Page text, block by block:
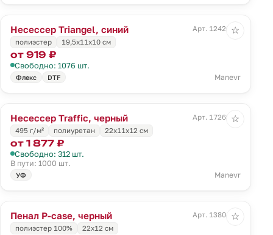
Несессер Triangel, синий
Арт. 12426.44
полиэстер
19,5х11х10 см
от 919 ₽
Свободно: 1076 шт.
Флекс DTF Manevr
☆
Несессер Traffic, черный
Арт. 17269.30
495 г/м²
полиуретан 22х11х12 см
от 1 877 ₽
Свободно: 312 шт.
В пути: 1000 шт.
УФ Manevr
☆
Пенал P-case, черный
Арт. 13804.30
полиэстер 100%
22х12 см
☆